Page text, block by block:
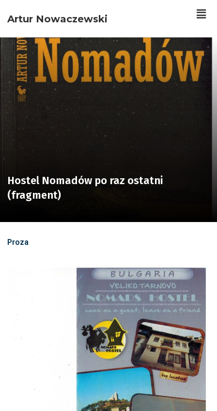
Artur Nowaczewski
Hostel Nomadów po raz ostatni
(fragment)
Proza